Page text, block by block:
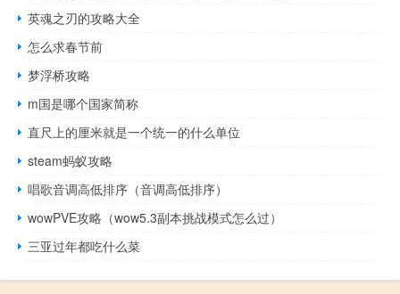
英魂之刃的攻略大全
怎么求春节前
梦浮桥攻略
m国是哪个国家简称
直尺上的厘米就是一个统一的什么单位
steam蚂蚁攻略
唱歌音调高低排序（音调高低排序）
wowPVE攻略（wow5.3副本挑战模式怎么过）
三亚过年都吃什么菜